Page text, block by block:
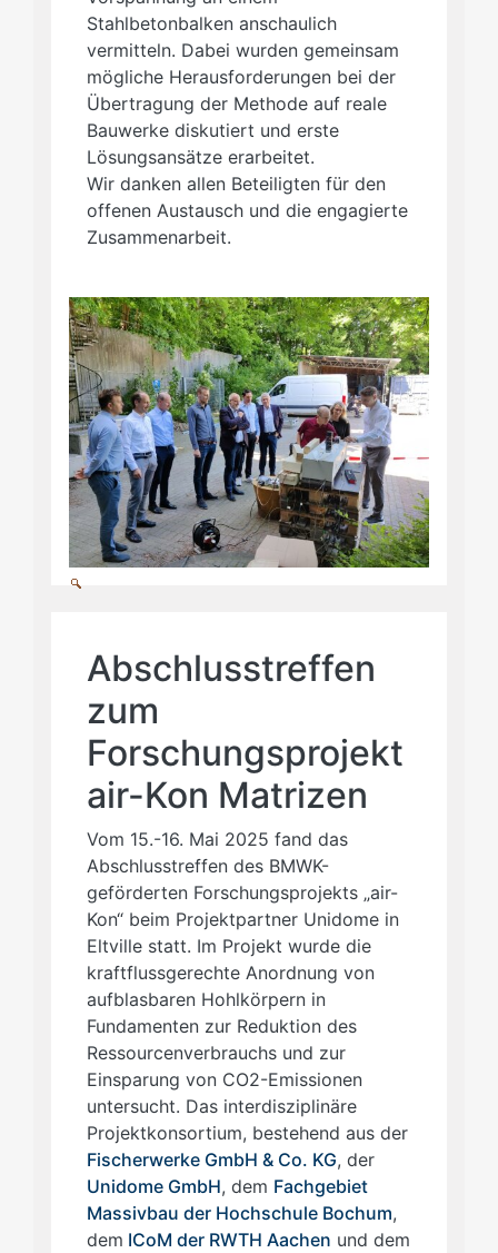
Stahlbetonbalken anschaulich
vermitteln. Dabei wurden gemeinsam
mögliche Herausforderungen bei der
Übertragung der Methode auf reale
Bauwerke diskutiert und erste
Lösungsansätze erarbeitet.
Wir danken allen Beteiligten für den
offenen Austausch und die engagierte
Zusammenarbeit.
Abschlusstreffen
zum
Forschungsprojekt
air-Kon Matrizen
Vom 15.-16. Mai 2025 fand das
Abschlusstreffen des BMWK-
geförderten Forschungsprojekts „air-
Kon“ beim Projektpartner Unidome in
Eltville statt. Im Projekt wurde die
kraftflussgerechte Anordnung von
aufblasbaren Hohlkörpern in
Fundamenten zur Reduktion des
Ressourcenverbrauchs und zur
Einsparung von CO2-Emissionen
untersucht. Das interdisziplinäre
Projektkonsortium, bestehend aus der
Fischerwerke GmbH & Co. KG, der
Unidome GmbH, dem Fachgebiet
Massivbau der Hochschule Bochum,
dem ICoM der RWTH Aachen und dem